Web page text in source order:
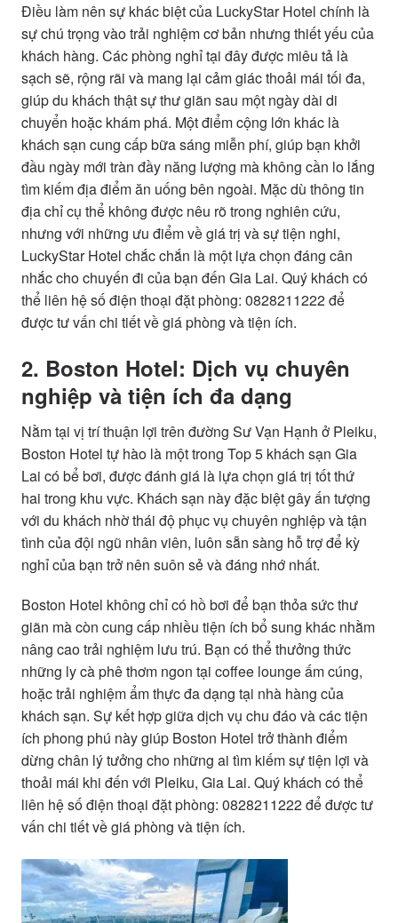
Điều làm nên sự khác biệt của LuckyStar Hotel chính là
sự chú trọng vào trải nghiệm cơ bản nhưng thiết yếu của
khách hàng. Các phòng nghỉ tại đây được miêu tả là
sạch sẽ, rộng rãi và mang lại cảm giác thoải mái tối đa,
giúp du khách thật sự thư giãn sau một ngày dài di
chuyển hoặc khám phá. Một điểm cộng lớn khác là
khách sạn cung cấp bữa sáng miễn phí, giúp bạn khởi
đầu ngày mới tràn đầy năng lượng mà không cần lo lắng
tìm kiếm địa điểm ăn uống bên ngoài. Mặc dù thông tin
địa chỉ cụ thể không được nêu rõ trong nghiên cứu,
nhưng với những ưu điểm về giá trị và sự tiện nghi,
LuckyStar Hotel chắc chắn là một lựa chọn đáng cân
nhắc cho chuyến đi của bạn đến Gia Lai. Quý khách có
thể liên hệ số điện thoại đặt phòng: 0828211222 để
được tư vấn chi tiết về giá phòng và tiện ích.
2. Boston Hotel: Dịch vụ chuyên
nghiệp và tiện ích đa dạng
Nằm tại vị trí thuận lợi trên đường Sư Vạn Hạnh ở Pleiku,
Boston Hotel tự hào là một trong Top 5 khách sạn Gia
Lai có bể bơi, được đánh giá là lựa chọn giá trị tốt thứ
hai trong khu vực. Khách sạn này đặc biệt gây ấn tượng
với du khách nhờ thái độ phục vụ chuyên nghiệp và tận
tình của đội ngũ nhân viên, luôn sẵn sàng hỗ trợ để kỳ
nghỉ của bạn trở nên suôn sẻ và đáng nhớ nhất.
Boston Hotel không chỉ có hồ bơi để bạn thỏa sức thư
giãn mà còn cung cấp nhiều tiện ích bổ sung khác nhằm
nâng cao trải nghiệm lưu trú. Bạn có thể thưởng thức
những ly cà phê thơm ngon tại coffee lounge ấm cúng,
hoặc trải nghiệm ẩm thực đa dạng tại nhà hàng của
khách sạn. Sự kết hợp giữa dịch vụ chu đáo và các tiện
ích phong phú này giúp Boston Hotel trở thành điểm
dừng chân lý tưởng cho những ai tìm kiếm sự tiện lợi và
thoải mái khi đến với Pleiku, Gia Lai. Quý khách có thể
liên hệ số điện thoại đặt phòng: 0828211222 để được tư
vấn chi tiết về giá phòng và tiện ích.